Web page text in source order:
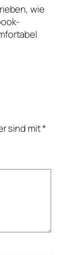
wie
sind mit*